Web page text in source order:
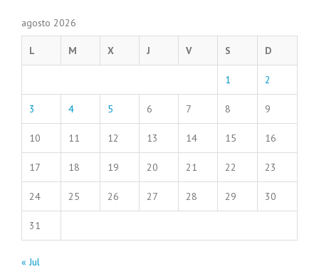
agosto 2026
L M X J V S D
1 2
3 4 5 6 7 8 9
10 11 12 13 14 15 16
17 18 19 20 21 22 23
24 25 26 27 28 29 30
31
« Jul